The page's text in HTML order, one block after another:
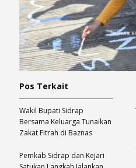
Pos Terkait
Wakil Bupati Sidrap
Bersama Keluarga Tunaikan
Zakat Fitrah di Baznas
Pemkab Sidrap dan Kejari